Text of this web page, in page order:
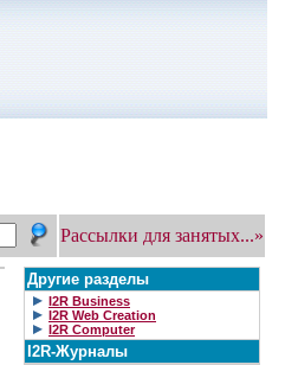
Рассылки для занятых...»
Другие разделы
I2R Business
I2R Web Creation
I2R Computer
I2R-Журналы